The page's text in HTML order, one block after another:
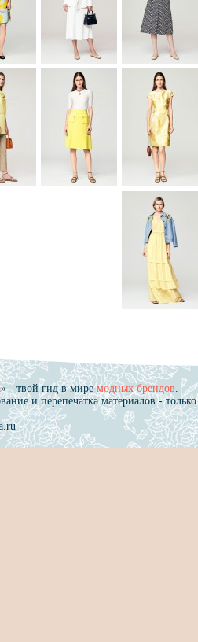
» - твой гид в миремодных брендов
и перепечатка материалов - только